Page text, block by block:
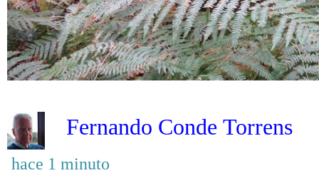
Fernando Conde Torrens
hace 1 minuto